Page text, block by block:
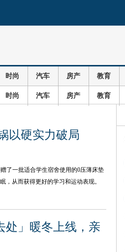
时尚 汽车 房产 教育
时尚 汽车 房产 教育
以硬实力破局
了一批适合学生宿舍使用的0压薄床垫
，从而获得更好的学习和运动表现。
处」暖冬上线，亲